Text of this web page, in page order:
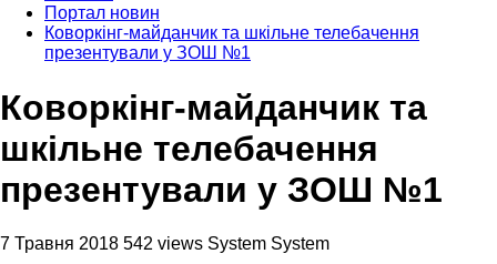
Портал новин
Коворкінг-майданчик та шкільне телебачення
презентували у ЗОШ №1
Коворкінг-майданчик та
шкільне телебачення
презентували у ЗОШ №1
7 Травня 2018 542 views System System